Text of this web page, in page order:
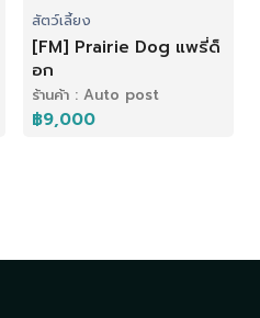
สัตว์เลี้ยง
[FM] Prairie Dog แพรี่ด็
อก
ร้านค้า : Auto post
฿9,000